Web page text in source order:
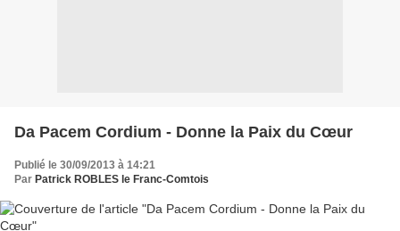
Da Pacem Cordium - Donne la Paix du Cœur
Publié le 30/09/2013 à 14:21
Par Patrick ROBLES le Franc-Comtois